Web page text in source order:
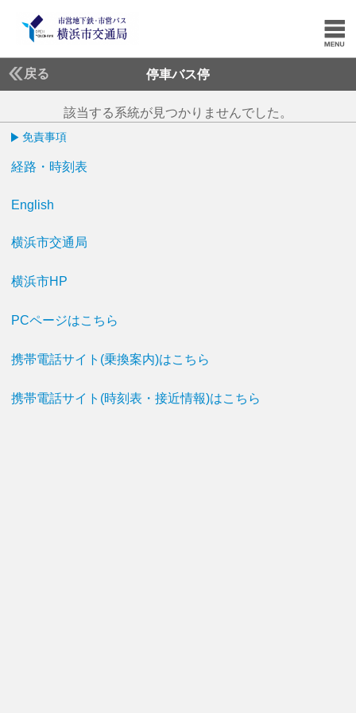
戻る 停車バス停
該当する系統が見つかりませんでした。
免責事項
経路・時刻表
English
横浜市交通局
横浜市HP
PCページはこちら
携帯電話サイト(乗換案内)はこちら
携帯電話サイト(時刻表・接近情報)はこちら